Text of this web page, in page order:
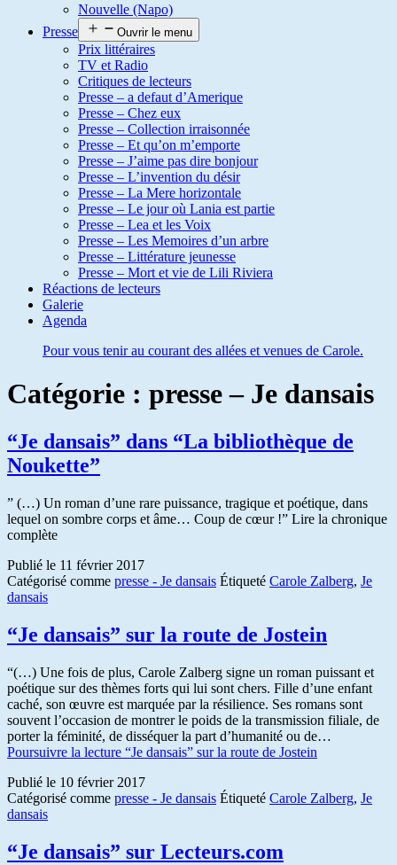
Nouvelle (Napo)
Presse
Ouvrir le menu
Prix littéraires
TV et Radio
Critiques de lecteurs
Presse – a defaut d’Amerique
Presse – Chez eux
Presse – Collection irraisonnée
Presse – Et qu’on m’emporte
Presse – J’aime pas dire bonjour
Presse – L’invention du désir
Presse – La Mere horizontale
Presse – Le jour où Lania est partie
Presse – Lea et les Voix
Presse – Les Memoires d’un arbre
Presse – Littérature jeunesse
Presse – Mort et vie de Lili Riviera
Réactions de lecteurs
Galerie
Agenda
Pour vous tenir au courant des allées et venues de Carole.
Catégorie : presse – Je dansais
“Je dansais” dans “La bibliothèque de
Noukette”
” (…) Un roman d’une rare puissance, tragique et poétique, dans
lequel on sombre corps et âme… Coup de cœur !” Lire la chronique
complète
Publié le 11 février 2017
Catégorisé comme presse - Je dansais Étiqueté Carole Zalberg, Je
dansais
“Je dansais” sur la route de Jostein
“(…) Une fois de plus, Carole Zalberg signe un roman puissant et
poétique sur des thèmes forts qui lui sont chers. Fille d’une enfant
caché, son œuvre est marquée par la résilience. Ses romans sont
souvent l’occasion de montrer le poids de la transmission filiale, de
porter la féminité, de disséquer la part d’humanité ou de…
Poursuivre la lecture “Je dansais” sur la route de Jostein
Publié le 10 février 2017
Catégorisé comme presse - Je dansais Étiqueté Carole Zalberg, Je
dansais
“Je dansais” sur Lecteurs.com